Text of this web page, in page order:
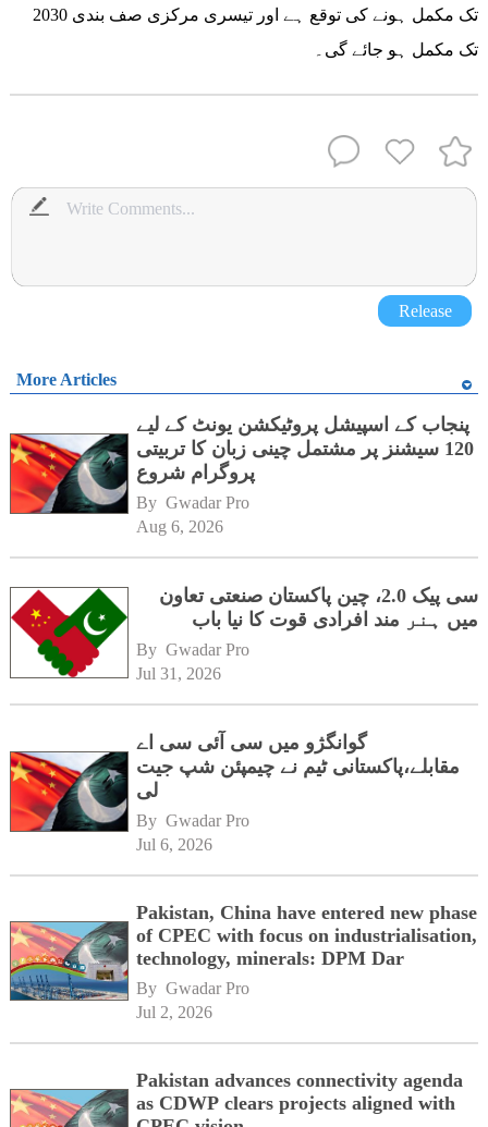
تک مکمل ہونے کی توقع ہے اور تیسری مرکزی صف بندی 2030
تک مکمل ہو جائے گی۔
Release
More Articles
پنجاب کے اسپیشل پروٹیکشن یونٹ کے لیے
120 سیشنز پر مشتمل چینی زبان کا تربیتی
پروگرام شروع
By Gwadar Pro
Aug 6, 2026
سی پیک 2.0، چین پاکستان صنعتی تعاون
میں ہنر مند افرادی قوت کا نیا باب
By Gwadar Pro
Jul 31, 2026
گوانگژو میں سی آئی سی اے
مقابلے،پاکستانی ٹیم نے چیمپئن شپ جیت
لی
By Gwadar Pro
Jul 6, 2026
Pakistan, China have entered new phase
of CPEC with focus on industrialisation,
technology, minerals: DPM Dar
By Gwadar Pro
Jul 2, 2026
Pakistan advances connectivity agenda
as CDWP clears projects aligned with